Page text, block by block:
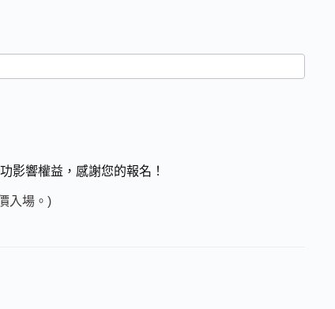
影響權益，感謝您的報名！
入場。)